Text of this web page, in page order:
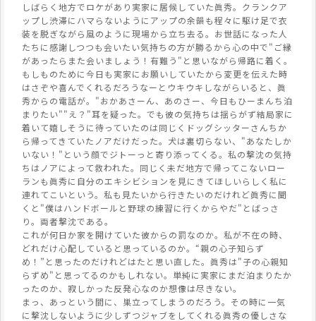
しばらく地方でロケがあり実家に居候していた眞秀。クランクア
ップし渋滞にハマらないようにアップの余韻も程々に駆け足で衣
装を脱ぎながら風のように現場から立ち去る。お世話になった人
たちに感謝しつつも会いたい気持ちの方が勝るから心の中で"ご縁
があったらまた会いましょう！有難う"と思いながら帰路に着く。
もしものために今日も実家にお願いしていたから変更を伝えた時
はさぞや喜んでくれるだろうなーとウキウキしながらいると、眞
秀からの電話が。"おかあさーん、あのさー、今日もひーまんち泊
まりたい""え？"耳を疑った。でも彼の気持ちは揺らがず結局家に
着いて嬉しそうに待っていたのは同じくドッグシッターさんちか
ら帰ってきていたノアだけだった。犬は裏切らない、"あなたしか
いない！"という顔でジトーっと寄り添ってくる。私の撃沈の気持
ちはノアによって救われた。同じく未だ地方で帰ってこないロー
ランも眞秀に自分のエキシビションを見にきてほしいらしく私に
連れてこいという。私も見たいから行きたいのだけれど眞秀に聞
くと"僕はハンドボールと野球の練習に行くからやだ"とばっさ
り。両者撃沈である。
これが何日か家を開けていた彼からの罰なのか。私が不在の時、
どれだけ心配していると思っているのか。“親の心子知らず
め！”と思ったのだけれどはたと思い直した。眞秀は"子の心親知
らずめ"と思ってるのかもしれない。単純に実家にまだ泊まりたか
ったのか、寂しかった反発心なのか想像は尽きない。
まっ、あっという間に、巣立ってしまうのだろう。その時に一気
に撃沈しないように少しずつジャブをしてくれる眞秀の優しさな